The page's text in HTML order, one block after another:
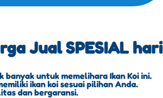
Jual SPESIAL hari
untuk memelihara Ikan Koi ini.
ikan koi sesuai pilihan Anda.
dan bergaransi.